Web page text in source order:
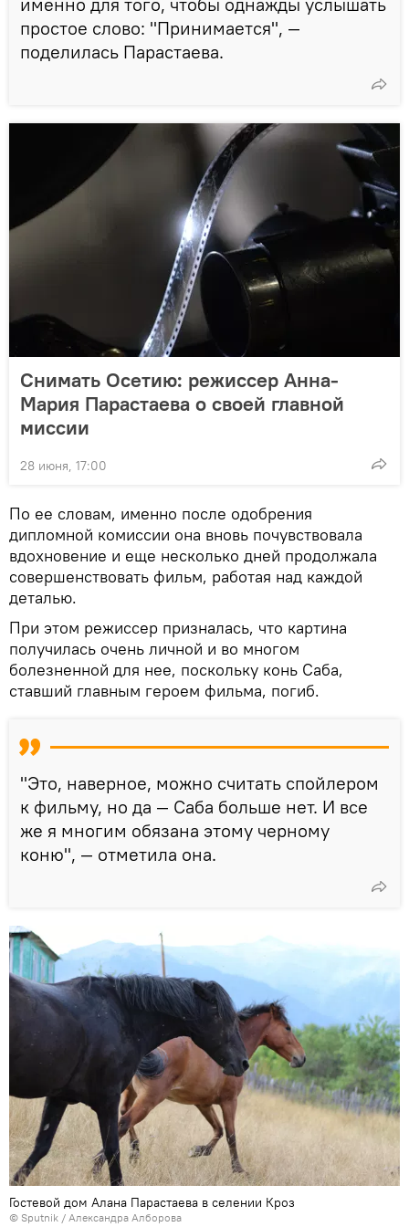
простое слово: "Принимается", —
поделилась Парастаева.
Снимать Осетию: режиссер Анна-
Мария Парастаева о своей главной
миссии
28 июня, 17:00
По ее словам, именно после одобрения
дипломной комиссии она вновь почувствовала
вдохновение и еще несколько дней продолжала
совершенствовать фильм, работая над каждой
деталью.
При этом режиссер призналась, что картина
получилась очень личной и во многом
болезненной для нее, поскольку конь Саба,
ставший главным героем фильма, погиб.
"Это, наверное, можно считать спойлером
к фильму, но да — Саба больше нет. И все
же я многим обязана этому черному
коню", — отметила она.
Гостевой дом Алана Парастаева в селении Кроз
© Sputnik / Александра Алборова